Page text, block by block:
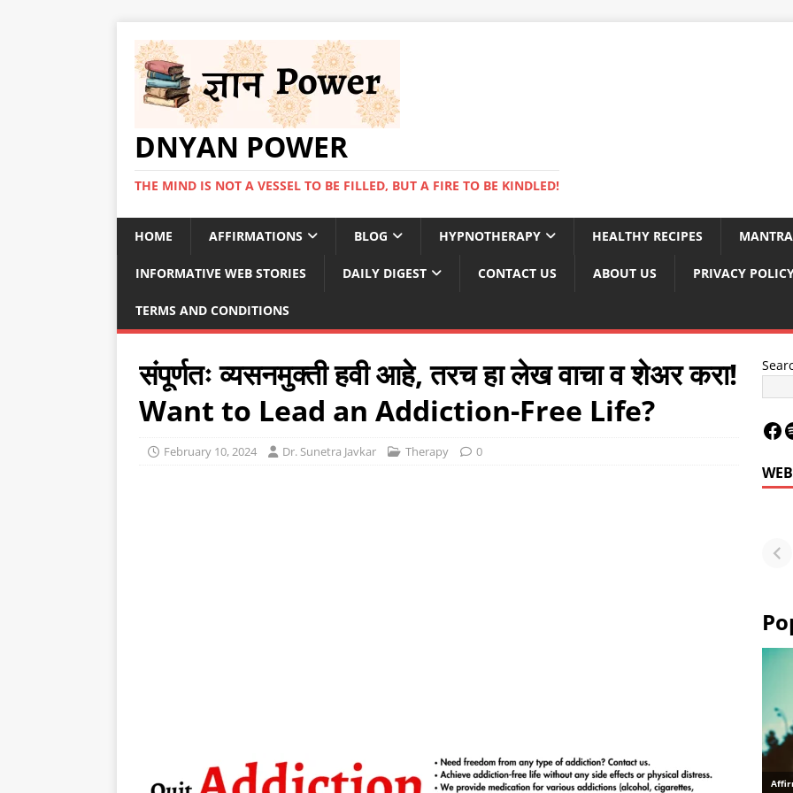
DNYAN POWER
THE MIND IS NOT A VESSEL TO BE FILLED, BUT A FIRE TO BE KINDLED!
HOME AFFIRMATIONS BLOG HYPNOTHERAPY HEALTHY RECIPES
INFORMATIVE WEB STORIES DAILY DIGEST CONTACT US ABOUT US PRIVACY
TERMS AND CONDITIONS
संपूर्णतः व्यसनमुक्ती हवी आहे, तरच हा लेख वाचा व शेअर करा!
Want to Lead an Addiction-Free Life?
February 10, 2024 Dr. Sunetra Javkar Therapy 0